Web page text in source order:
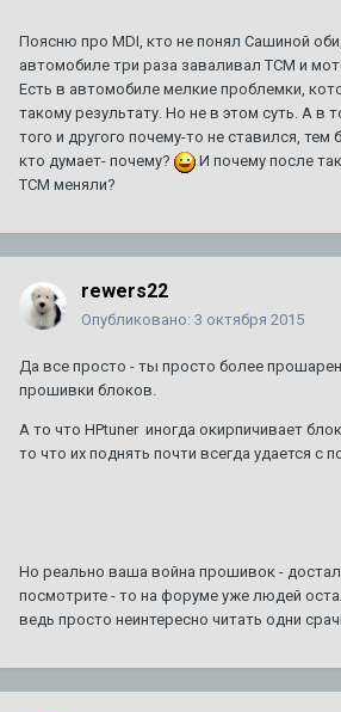
Поясню про MDI, кто не понял Сашиной
автомобиле три раза заваливал TCM и
Есть в автомобиле мелкие проблемки,
такому результату. Но не в этом суть. А в
того и другого почему-то не ставился, тем
кто думает- почему?
И почему после
TCM меняли?
rewers22
Опубликовано: 3 октября 2015
Да все просто - ты просто более
прошивки блоков.
А то что HPtuner иногда окирпичивает
то что их поднять почти всегда удается с
Но реально ваша война прошивок -
посмотрите - то на форуме уже людей
ведь просто неинтересно читать одни